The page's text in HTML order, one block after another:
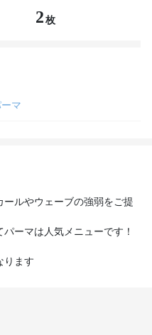
2 枚
マ
ルやウェーブの強弱をご提
ーマは人気メニューです！
ります